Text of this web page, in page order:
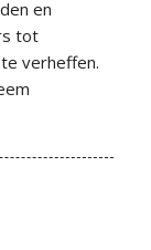
en
tot
verheffen.